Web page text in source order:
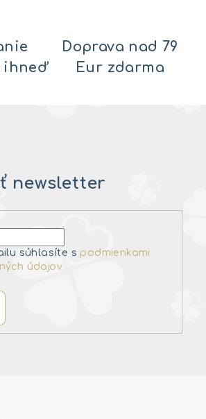
ihneď
Doprava nad 79
Eur zdarma
newsletter
súhlasíte s podmienkami
údajov